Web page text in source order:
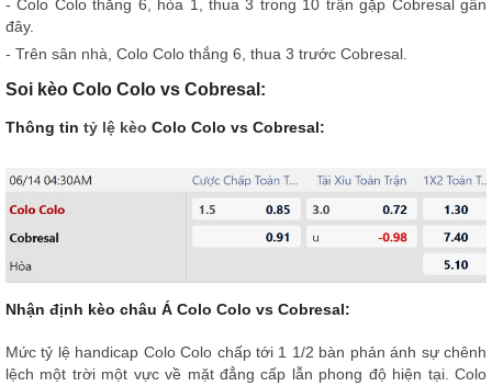
- Colo Colo thắng 6, hòa 1, thua 3 trong 10 trận gặp Cobresal gần
đây.
- Trên sân nhà, Colo Colo thắng 6, thua 3 trước Cobresal.
Soi kèo Colo Colo vs Cobresal:
Thông tin tỷ lệ kèo Colo Colo vs Cobresal:
Nhận định kèo châu Á Colo Colo vs Cobresal:
Mức tỷ lệ handicap Colo Colo chấp tới 1 1/2 bàn phản ánh sự chênh
lệch một trời một vực về mặt đẳng cấp lẫn phong độ hiện tại. Colo